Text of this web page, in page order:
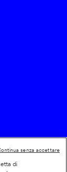
di
senza accettare